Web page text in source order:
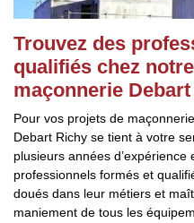
Trouvez des
qualifiés chez
maçonnerie
Pour vos projets de
Debart Richy se tient à votre
plusieurs années
professionnels formés et
doués dans leur métiers et
maniement de tous les